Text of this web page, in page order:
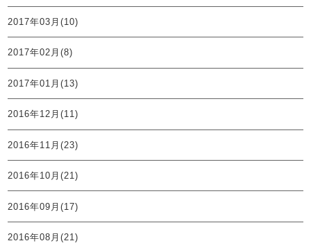
2017年03月(10)
2017年02月(8)
2017年01月(13)
2016年12月(11)
2016年11月(23)
2016年10月(21)
2016年09月(17)
2016年08月(21)